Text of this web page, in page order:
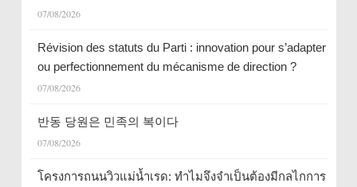
07/08/2026
Révision des statuts du Parti : innovation pour s’adapter
ou perfectionnement du mécanisme de direction ?
07/08/2026
반동 당원은 민족의 복이다
07/08/2026
โครงการถนนวิวแม่น้ำเรด: ทำไมจึงจำเป็นต้องมีกลไกการ